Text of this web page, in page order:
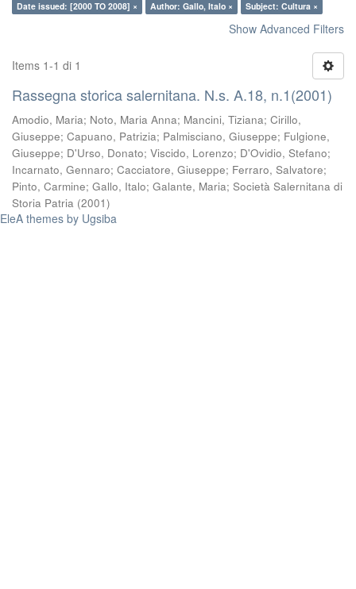
Date issued: [2000 TO 2008] ×
Author: Gallo, Italo × Subject: Cultura ×
Show Advanced Filters
Items 1-1 di 1
Rassegna storica salernitana. N.s. A.18, n.1(2001)
Amodio, Maria; Noto, Maria Anna; Mancini, Tiziana; Cirillo,
Giuseppe; Capuano, Patrizia; Palmisciano, Giuseppe; Fulgione,
Giuseppe; D'Urso, Donato; Viscido, Lorenzo; D'Ovidio, Stefano;
Incarnato, Gennaro; Cacciatore, Giuseppe; Ferraro, Salvatore;
Pinto, Carmine; Gallo, Italo; Galante, Maria; Società Salernitana di
Storia Patria (2001)
EleA themes by Ugsiba